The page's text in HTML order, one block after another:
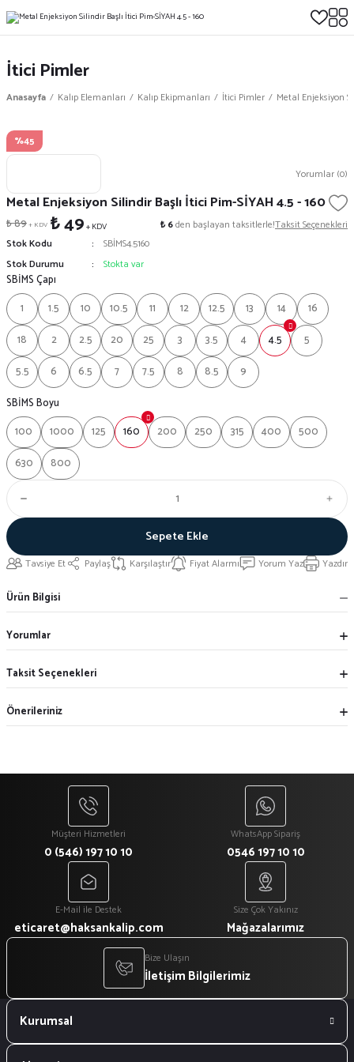
İtici Pimler
Anasayfa Kalıp Elemanları Kalıp Ekipmanları İtici Pimler Metal Enjeksiyon
%45
Yorumlar (0)
Metal Enjeksiyon Silindir Başlı İtici Pim-SİYAH 4.5 - 160
₺ 89+ KDV ₺ 49+ KDV ₺ 6den başlayan taksitlerle!Taksit Seçenekleri
Stok Kodu
SBİMS4.5160
Stok Durumu
Stokta var
SBİMS Çapı
1
1.5 10 10.5 11 12 12.5 13 14
16
18
2 2.5 20 25 3 3.5 4 4.5
5
5.5
6 6.5 7 7.5 8 8.5
9
SBİMS Boyu
100
1000 125 160 200 250 315 400
500
630
800
Sepete Ekle
Tavsiye Et Paylaş Karşılaştır Fiyat Alarmı Yorum Yaz Yazdır
Ürün Bilgisi
Yorumlar
Taksit Seçenekleri
Önerileriniz
Müşteri Hizmetleri
0 (546) 197 10 10
WhatsApp Sipariş
0546 197 10 10
E-Mail ile Destek
eticaret@haksankalip.com
Size Çok Yakınız
Mağazalarımız
Bize Ulaşın
İletişim Bilgilerimiz
Kurumsal